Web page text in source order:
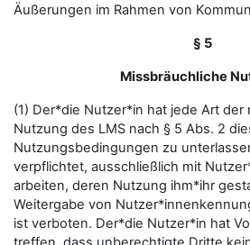
Äußerungen im Rahmen von
§ 5
Missbräuchliche
(1) Der*die Nutzer*in hat jede Art der
Nutzung des LMS nach § 5 Abs. 2
Nutzungsbedingungen zu
verpflichtet, ausschließlich mit
arbeiten, deren Nutzung ihm*ihr
Weitergabe von
ist verboten. Der*die Nutzer*in hat